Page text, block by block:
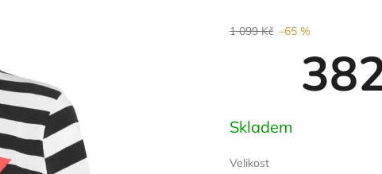
1 099 Kč –65 %
Měrná
cena:
Skladem
Velikost